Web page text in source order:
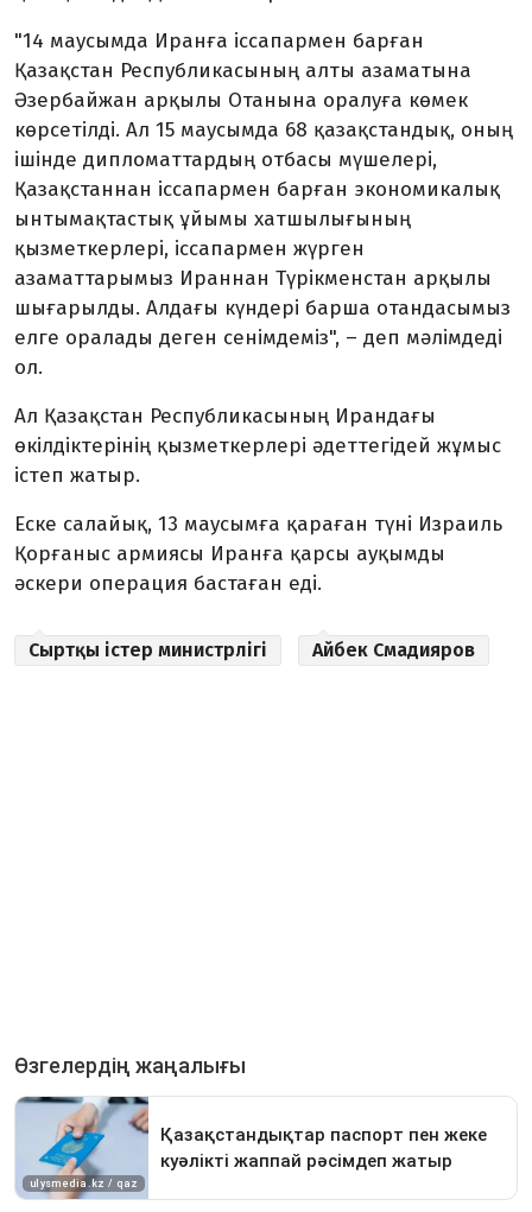
"14 маусымда Иранға іссапармен барған
Қазақстан Республикасының алты азаматына
Әзербайжан арқылы Отанына оралуға көмек
көрсетілді. Ал 15 маусымда 68 қазақстандық, оның
ішінде дипломаттардың отбасы мүшелері,
Қазақстаннан іссапармен барған экономикалық
ынтымақтастық ұйымы хатшылығының
қызметкерлері, іссапармен жүрген
азаматтарымыз Ираннан Түрікменстан арқылы
шығарылды. Алдағы күндері барша отандасымыз
елге оралады деген сенімдеміз", – деп мәлімдеді
ол.
Ал Қазақстан Республикасының Ирандағы
өкілдіктерінің қызметкерлері әдеттегідей жұмыс
істеп жатыр.
Еске салайық, 13 маусымға қараған түні Израиль
Қорғаныс армиясы Иранға қарсы ауқымды
әскери операция бастаған еді.
Сыртқы істер министрлігі Айбек Смадияров